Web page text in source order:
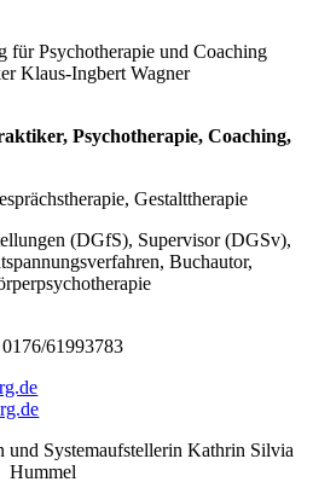
Psychotherapie, Coaching,
Gestalttherapie
(DGfS), Supervisor (DGSv),
Buchautor,
61993783